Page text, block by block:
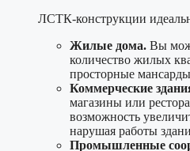
ЛСТК-конструкции
Жилые дома. Вы
количество жилых
просторные
Коммерческие
магазины или
возможность
нарушая работы
Промышленные